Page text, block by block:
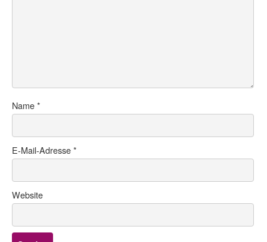
Name*
E-Mail-Adresse*
Website